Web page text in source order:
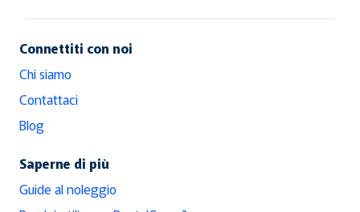
Connettiti con noi
Chi siamo
Contattaci
Blog
Saperne di più
Guide al noleggio